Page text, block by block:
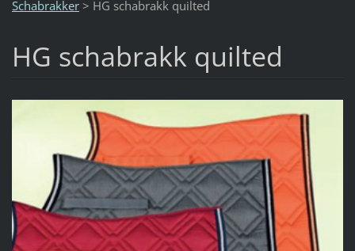
Schabrakker > HG schabrakk quilted
HG schabrakk quilted